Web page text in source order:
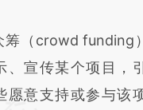
（crowd funding
、宣传某个项目，
愿意支持或参与该